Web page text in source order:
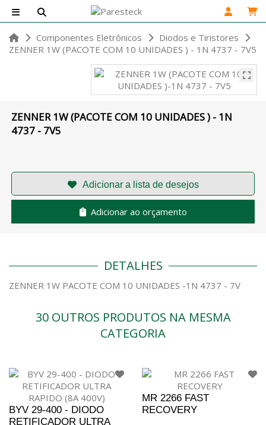
Componentes Eletrônicos
Diodos e Tiristores
ZENNER 1W (PACOTE COM 10 UNIDADES ) - 1N 4737 - 7V5
ZENNER 1W (PACOTE COM 10 UNIDADES ) - 1N
4737 - 7V5
Adicionar ao orçamento
DETALHES
ZENNER 1W PACOTE COM 10 UNIDADES -1N 4737 - 7V
30 OUTROS PRODUTOS NA MESMA
CATEGORIA
BYV 29-400 - DIODO
RETIFICADOR ULTRA
MR 2266 FAST
RECOVERY